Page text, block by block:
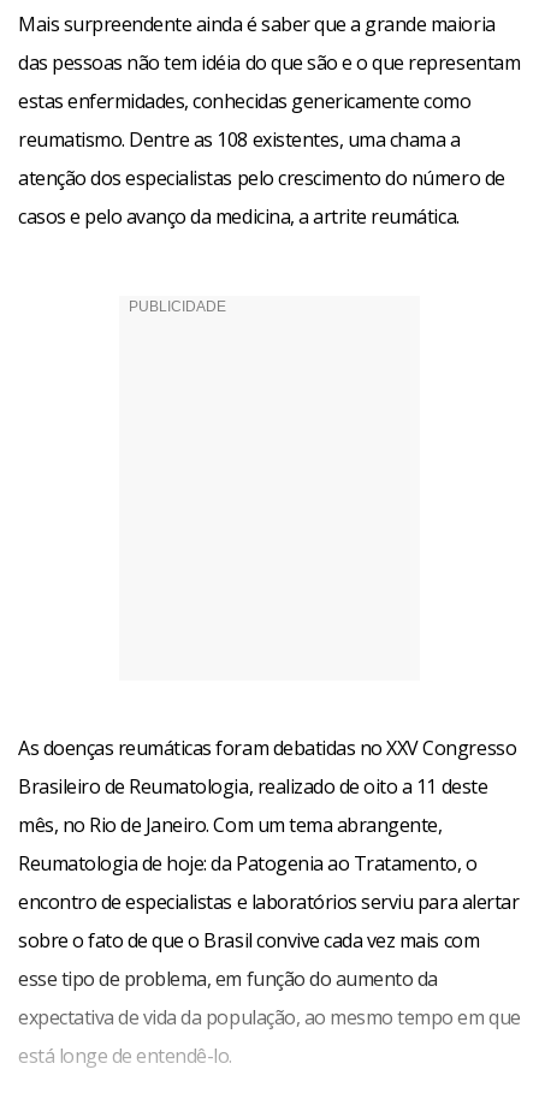
Mais surpreendente ainda é saber que a grande maioria
das pessoas não tem idéia do que são e o que representam
estas enfermidades, conhecidas genericamente como
reumatismo. Dentre as 108 existentes, uma chama a
atenção dos especialistas pelo crescimento do número de
casos e pelo avanço da medicina, a artrite reumática.
As doenças reumáticas foram debatidas no XXV Congresso
Brasileiro de Reumatologia, realizado de oito a 11 deste
mês, no Rio de Janeiro. Com um tema abrangente,
Reumatologia de hoje: da Patogenia ao Tratamento, o
encontro de especialistas e laboratórios serviu para alertar
sobre o fato de que o Brasil convive cada vez mais com
esse tipo de problema, em função do aumento da
expectativa de vida da população, ao mesmo tempo em que
está longe de entendê-lo.